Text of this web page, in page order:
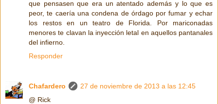
que pensasen que era un atentado además y lo que es
peor, te caería una condena de órdago por fumar y echar
los restos en un teatro de Florida. Por mariconadas
menores te clavan la inyección letal en aquellos pantanales
del infierno.
Responder
Chafardero
27 de noviembre de 2013 a las 12:45
@ Rick